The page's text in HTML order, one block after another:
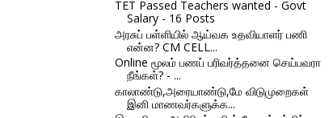
TET Passed Teachers wanted - Govt
Salary - 16 Posts
அரசுப் பள்ளியில் ஆய்வக உதவியாளர் பணி
என்ன? CM CELL...
Online மூலம் பணப் பரிவர்த்தனை செய்பவரா
நீங்கள்? - ...
காலாண்டு,அரையாண்டு,மே விடுமுறைகள்
இனி மாணவர்களுக்க...